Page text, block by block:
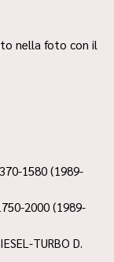
nella foto con il
1580 (1989-
2000 (1989-
TURBO D.